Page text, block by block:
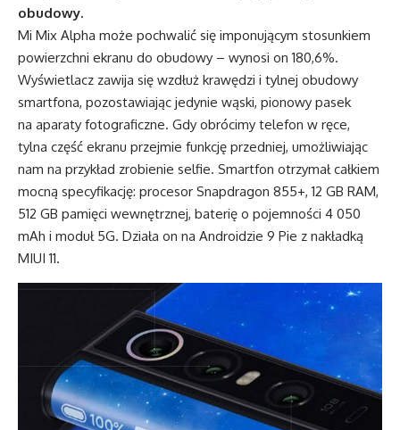
obudowy.
Mi Mix Alpha może pochwalić się imponującym stosunkiem
powierzchni ekranu do obudowy – wynosi on 180,6%.
Wyświetlacz zawija się wzdłuż krawędzi i tylnej obudowy
smartfona, pozostawiając jedynie wąski, pionowy pasek
na aparaty fotograficzne. Gdy obrócimy telefon w ręce,
tylna część ekranu przejmie funkcję przedniej, umożliwiając
nam na przykład zrobienie selfie. Smartfon otrzymał całkiem
mocną specyfikację: procesor Snapdragon 855+, 12 GB RAM,
512 GB pamięci wewnętrznej, baterię o pojemności 4 050
mAh i moduł 5G. Działa on na Androidzie 9 Pie z nakładką
MIUI 11.